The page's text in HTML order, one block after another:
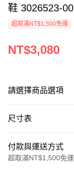
鞋 3026523-
超取滿NT$1,500免運
NT$3,080
請選擇商品選項
尺寸表
付款與運送方式
超取滿NT$1,500免運